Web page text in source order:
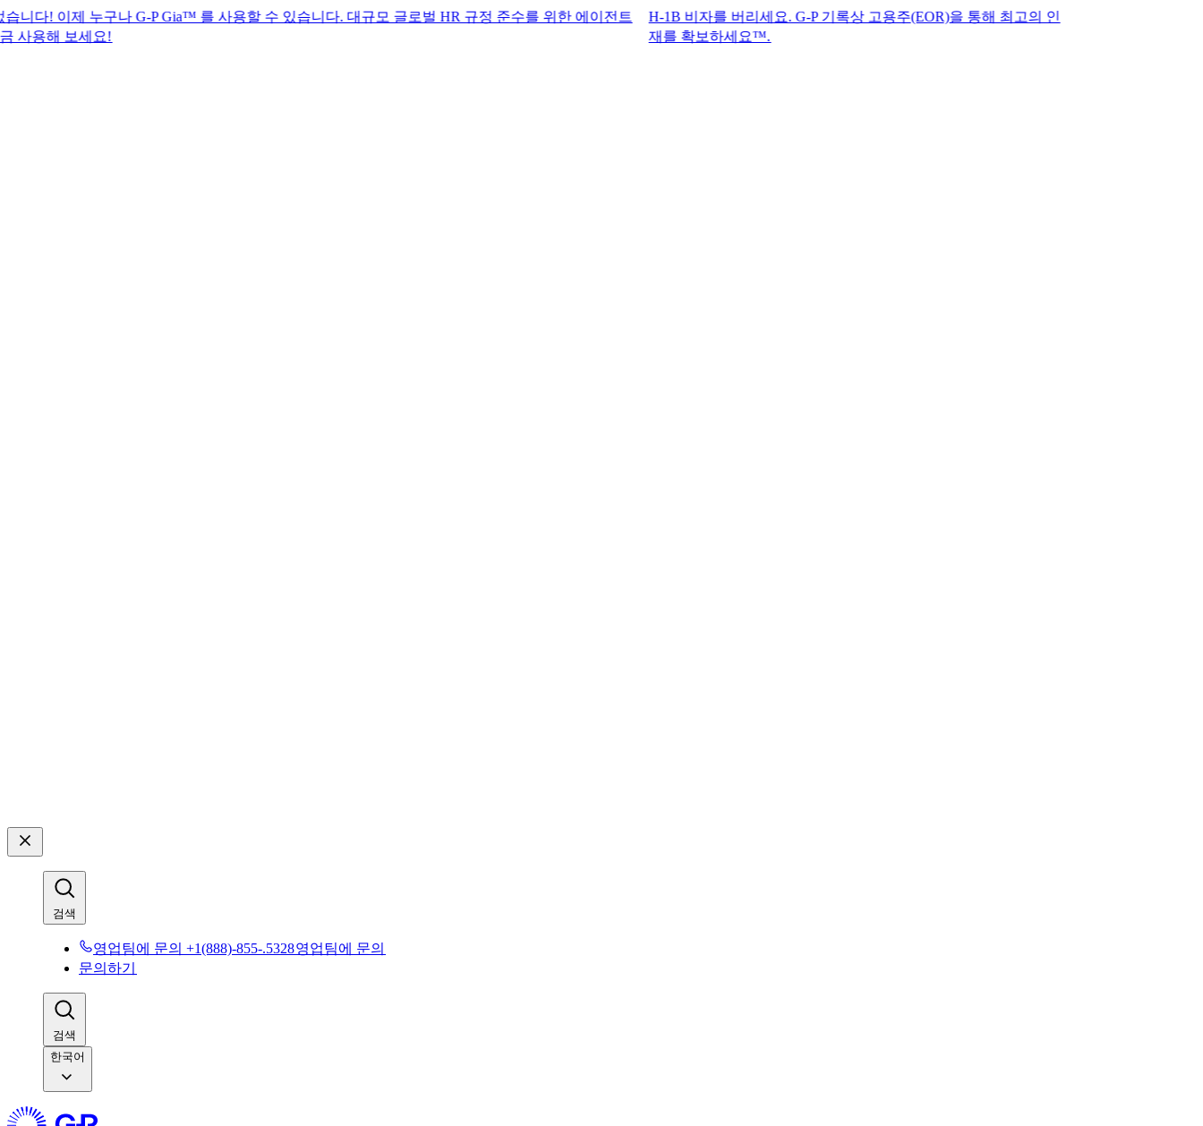
누구나 G-P Gia™ 를 사용할 수 있습니다. 대규모 글로벌 HR 규정 준수를 위한 에이전트
세요!​​
H-1B 비자를 버리세요. G-P 기록상 고용주(EOR)을 통해 최고의 인
재를 확보하세요™.​​
검색​​
영업팀에 문의 +1(888)-855-.5328​​영업팀에 문의​​
문의하기​​
검색​​
한국어